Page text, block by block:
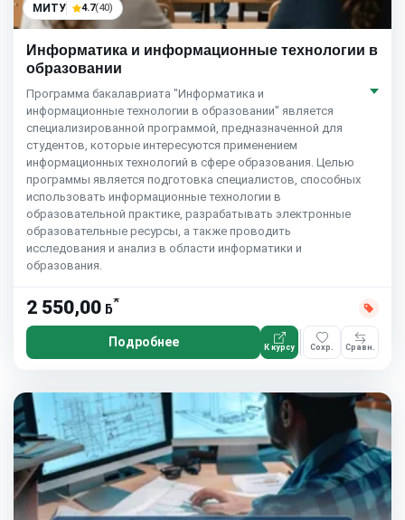
МИТУ 4.7(40)
Информатика и информационные технологии в
образовании
Программа бакалавриата "Информатика и
информационные технологии в образовании" является
специализированной программой, предназначенной для
студентов, которые интересуются применением
информационных технологий в сфере образования. Целью
программы является подготовка специалистов, способных
использовать информационные технологии в
образовательной практике, разрабатывать электронные
образовательные ресурсы, а также проводить
исследования и анализ в области информатики и
образования.
2 550,00 ƃ*
Подробнее К курсу Сохр. Сравн.